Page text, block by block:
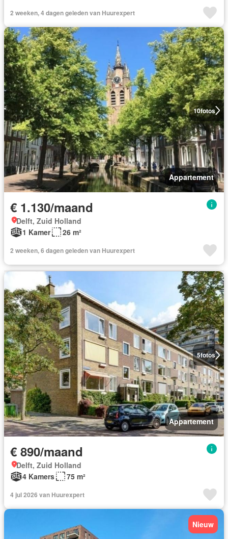
2 weeken, 4 dagen geleden van Huurexpert
10fotos
Appartement
€ 1.130/maand
Delft, Zuid Holland
1 Kamer
26 m²
2 weeken, 6 dagen geleden van Huurexpert
5fotos
Appartement
€ 890/maand
Delft, Zuid Holland
4 Kamers
75 m²
4 jul 2026 van Huurexpert
Nieuw